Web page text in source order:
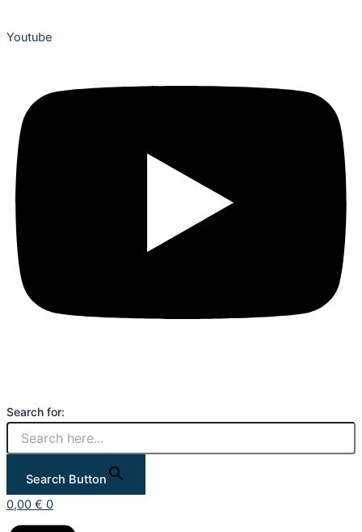
Youtube
Search for:
Search Button
0,00 € 0